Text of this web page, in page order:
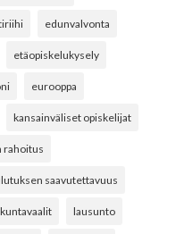
edunvalvonta
etäopiskelukysely
eurooppa
kansainväliset opiskelijat
rahoitus
saavutettavuus
kuntavaalit lausunto